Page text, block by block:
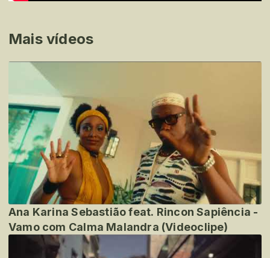
Mais vídeos
Ana Karina Sebastião feat. Rincon Sapiência -
Vamo com Calma Malandra (Videoclipe)